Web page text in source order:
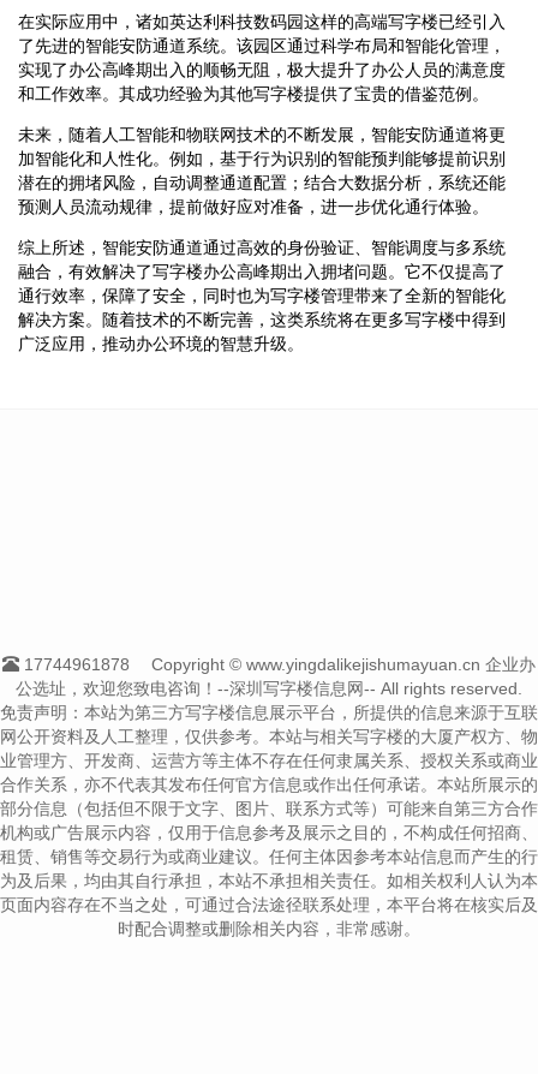
在实际应用中，诸如英达利科技数码园这样的高端写字楼已经引入
了先进的智能安防通道系统。该园区通过科学布局和智能化管理，
实现了办公高峰期出入的顺畅无阻，极大提升了办公人员的满意度
和工作效率。其成功经验为其他写字楼提供了宝贵的借鉴范例。
未来，随着人工智能和物联网技术的不断发展，智能安防通道将更
加智能化和人性化。例如，基于行为识别的智能预判能够提前识别
潜在的拥堵风险，自动调整通道配置；结合大数据分析，系统还能
预测人员流动规律，提前做好应对准备，进一步优化通行体验。
综上所述，智能安防通道通过高效的身份验证、智能调度与多系统
融合，有效解决了写字楼办公高峰期出入拥堵问题。它不仅提高了
通行效率，保障了安全，同时也为写字楼管理带来了全新的智能化
解决方案。随着技术的不断完善，这类系统将在更多写字楼中得到
广泛应用，推动办公环境的智慧升级。
17744961878
Copyright © www.yingdalikejishumayuan.cn 企业办
公选址，欢迎您致电咨询！--深圳写字楼信息网-- All rights reserved.
免责声明：本站为第三方写字楼信息展示平台，所提供的信息来源于互联
网公开资料及人工整理，仅供参考。本站与相关写字楼的大厦产权方、物
业管理方、开发商、运营方等主体不存在任何隶属关系、授权关系或商业
合作关系，亦不代表其发布任何官方信息或作出任何承诺。本站所展示的
部分信息（包括但不限于文字、图片、联系方式等）可能来自第三方合作
机构或广告展示内容，仅用于信息参考及展示之目的，不构成任何招商、
租赁、销售等交易行为或商业建议。任何主体因参考本站信息而产生的行
为及后果，均由其自行承担，本站不承担相关责任。如相关权利人认为本
页面内容存在不当之处，可通过合法途径联系处理，本平台将在核实后及
时配合调整或删除相关内容，非常感谢。